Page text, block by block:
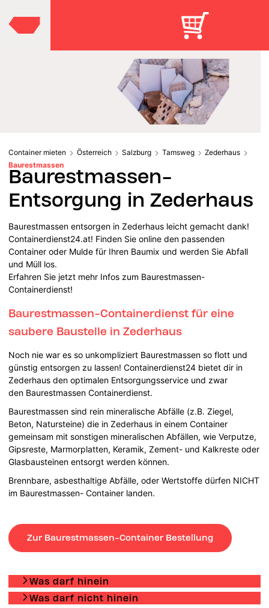
Container mieten Österreich Salzburg Tamsweg
Zederhaus
Baurestmassen
Baurestmassen-
Entsorgung in Zederhaus
Baurestmassen entsorgen in Zederhaus leicht gemacht dank!
Containerdienst24.at! Finden Sie online den passenden
Container oder Mulde für Ihren Baumix und werden Sie Abfall
und Müll los.
Erfahren Sie jetzt mehr Infos zum Baurestmassen-
Containerdienst!
Baurestmassen-Containerdienst für eine
saubere Baustelle in Zederhaus
Noch nie war es so unkompliziert Baurestmassen so flott und
günstig entsorgen zu lassen! Containerdienst24 bietet dir in
Zederhaus den optimalen Entsorgungsservice und zwar
den Baurestmassen Containerdienst.
Baurestmassen sind rein mineralische Abfälle (z.B. Ziegel,
Beton, Natursteine) die in Zederhaus in einem Container
gemeinsam mit sonstigen mineralischen Abfällen, wie Verputze,
Gipsreste, Marmorplatten, Keramik, Zement- und Kalkreste oder
Glasbausteinen entsorgt werden können.
Brennbare, asbesthaltige Abfälle, oder Wertstoffe dürfen NICHT
im Baurestmassen- Container landen.
Zur Baurestmassen-Container Bestellung
Was darf hinein
Was darf nicht hinein